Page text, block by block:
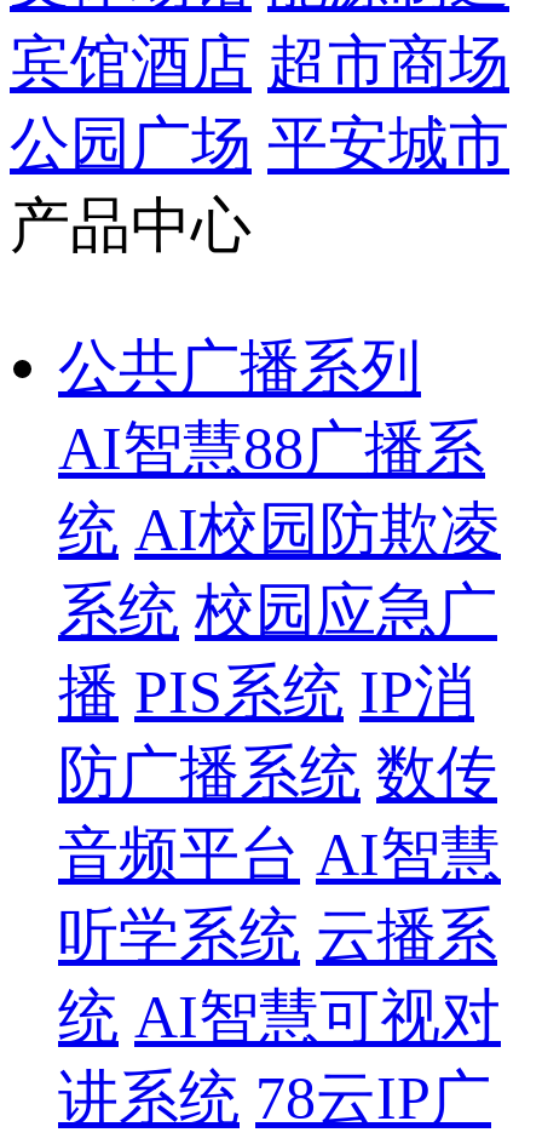
宾馆酒店 超市商场
公园广场 平安城市
产品中心
公共广播系列
AI智慧88广播系
统 AI校园防欺凌
系统 校园应急广
播 PIS系统 IP消
防广播系统 数传
音频平台 AI智慧
听学系统 云播系
统 AI智慧可视对
讲系统 78云IP广